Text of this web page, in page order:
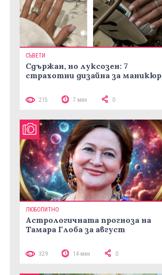
СЪВЕТИ
Сдържан, но луксозен: 7
страхотни дизайна за маникюр
215 7 мин 0
ЛЮБОПИТНО
Астрологичната прогноза на
Тамара Глоба за август
329 14 мин 0